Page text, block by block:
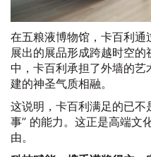
在五粮液博物馆，卡百利
展出的展品形成跨越时空
中，卡百利承担了外墙的
建的神圣气质相融。
这说明，卡百利满足的已不
事” 的能力。这正是高端文
由。